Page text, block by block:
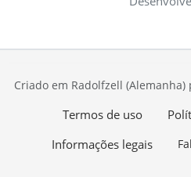
Criado em Radolfzell (Alemanha)
Termos de uso
Informações legais